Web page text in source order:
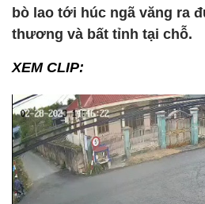
bò lao tới húc ngã văng ra
thương và bất tỉnh tại chỗ.
XEM CLIP: